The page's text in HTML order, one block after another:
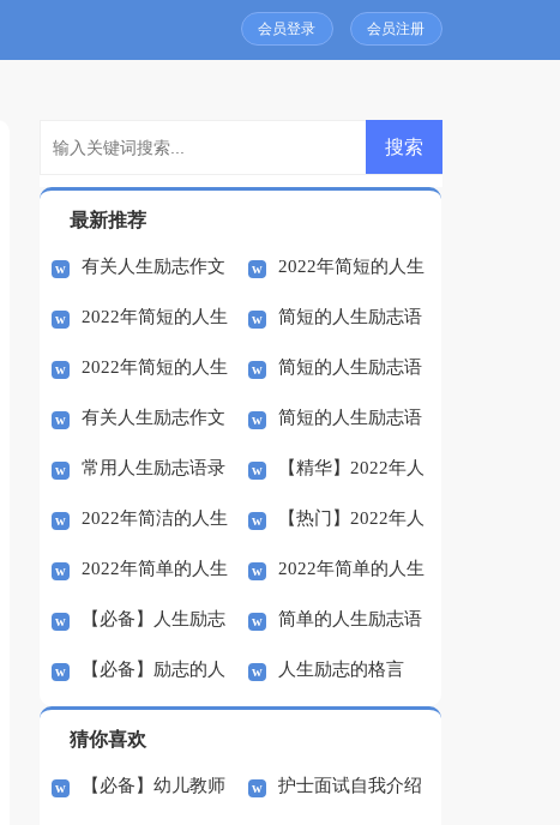
会员登录 会员注册
最新推荐
有关人生励志作文
合集8篇
2022年简短的人生
励志语录集合64句
2022年简短的人生
励志语录汇编32条
简短的人生励志语
录集合58句
2022年简短的人生
励志语录32条
简短的人生励志语
录集合47条
有关人生励志作文
五篇
简短的人生励志语
录大集合56句
常用人生励志语录
汇编37条
【精华】2022年人
生励志语录33条
2022年简洁的人生
励志语录汇总68句
【热门】2022年人
生励志语录36句
2022年简单的人生
励志语录集锦38句
2022年简单的人生
励志语录集锦37条
【必备】人生励志
语录大合集61条
简单的人生励志语
录集锦36句
【必备】励志的人 人生励志的格言
猜你喜欢
【必备】幼儿教师 护士面试自我介绍